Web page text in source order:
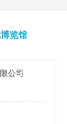
览馆
公司